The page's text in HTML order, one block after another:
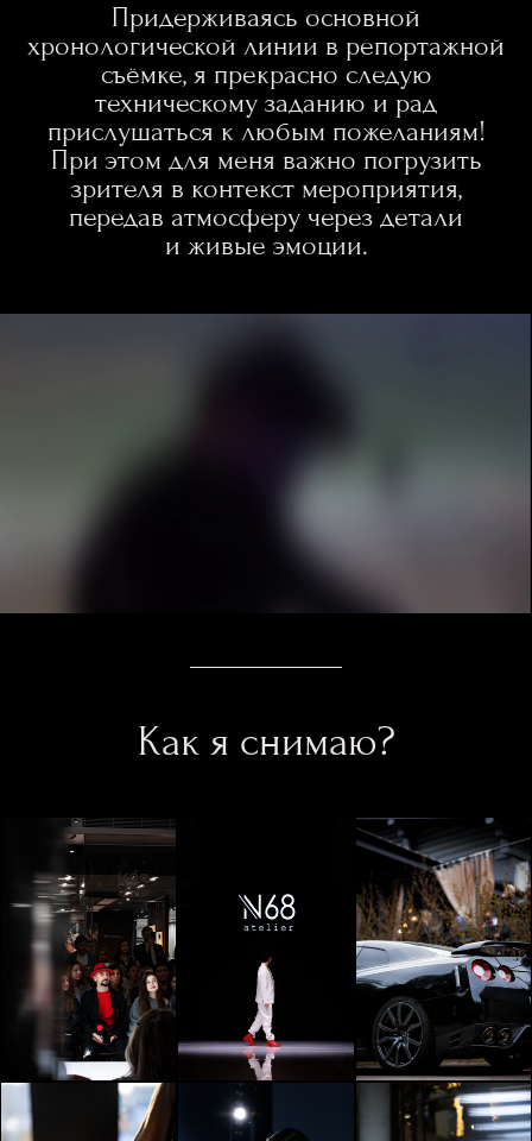
Придерживаясь основной
хронологической линии в репортажной
съёмке, я прекрасно следую
техническому заданию и рад
прислушаться к любым пожеланиям!
При этом для меня важно погрузить
зрителя в контекст мероприятия,
передав атмосферу через детали
и живые эмоции.
Как я снимаю?